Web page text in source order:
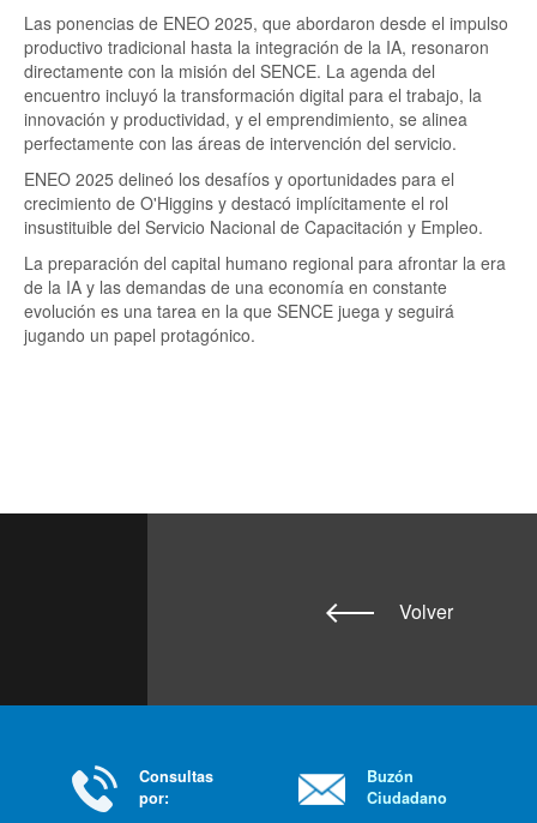
Las ponencias de ENEO 2025, que abordaron desde el impulso
productivo tradicional hasta la integración de la IA, resonaron
directamente con la misión del SENCE. La agenda del
encuentro incluyó la transformación digital para el trabajo, la
innovación y productividad, y el emprendimiento, se alinea
perfectamente con las áreas de intervención del servicio.
ENEO 2025 delineó los desafíos y oportunidades para el
crecimiento de O'Higgins y destacó implícitamente el rol
insustituible del Servicio Nacional de Capacitación y Empleo.
La preparación del capital humano regional para afrontar la era
de la IA y las demandas de una economía en constante
evolución es una tarea en la que SENCE juega y seguirá
jugando un papel protagónico.
Volver
Consultas
por:
Buzón
Ciudadano